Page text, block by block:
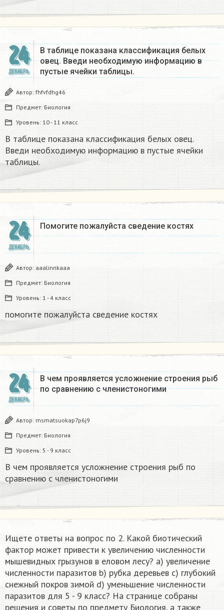
24
ДЕКАБРЬ
В таблице показана классификация белых
овец. Введи необходимую информацию в
пустые ячейки таблицы.​
Автор: fhfvfdhg46
Предмет: Биология
Уровень: 10 - 11 класс
В таблице показана классификация белых овец.
Введи необходимую информацию в пустые ячейки
таблицы.​
24
ДЕКАБРЬ
Помогите пожалуйста сведение костях​
Автор: aaalinnkaaa
Предмет: Биология
Уровень: 1 - 4 класс
помогите пожалуйста сведение костях​
24
ДЕКАБРЬ
В чем проявляется усложнение строения рыб
по сравнению с членистоногими
Автор: msmatsuokap7p6j9
Предмет: Биология
Уровень: 5 - 9 класс
В чем проявляется усложнение строения рыб по
сравнению с членистоногими
Ищете ответы на вопрос по 2. Какой биотический
фактор может привести к увеличению численности
мышевидных грызунов в еловом лесу? а) увеличение
численности паразитов b) рубка деревьев с) глубокий
снежный покров зимой d) уменьшение численности
паразитов​ для 5 - 9 класс? На странице собраны
решения и советы по предмету Биология, а также